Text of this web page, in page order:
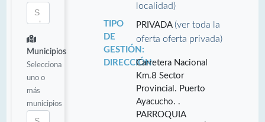
Municipios
Selecciona
uno o
más
municipios
localidad)
TIPO
DE
GESTIÓN:
PRIVADA(ver toda la
oferta oferta privada)
DIRECCIÓN:Carretera Nacional
Km.8 Sector
Provincial. Puerto
Ayacucho. .
PARROQUIA